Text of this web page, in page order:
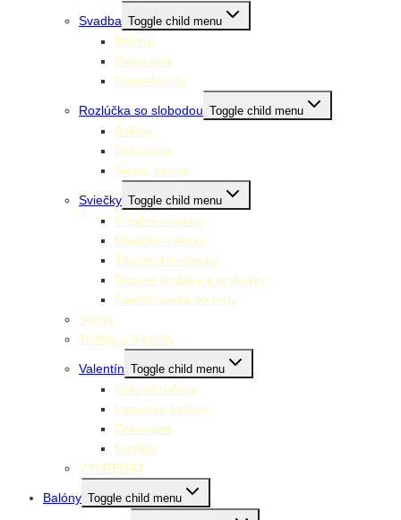
Svadba Toggle child menu
Balóny
Dekorácie
Fotorekvizity
Rozlúčka so slobodou Toggle child menu
Balóny
Dekorácie
Šerpy, závoje
Sviečky Toggle child menu
Číselné sviecky
Klasické sviecky
Tématické sviecky
Tortové fontány a prskavky
Zapichovadlá do torty
Swing
Trúbky a fúkačky
Valentín Toggle child menu
Fóliové balóny
Latexové balóny
Dekorácie
Konfety
VÝPREDAJ
Balóny Toggle child menu